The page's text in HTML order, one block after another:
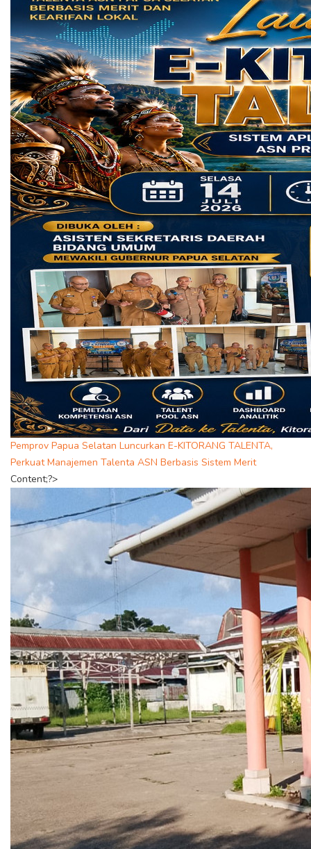
Pemprov Papua Selatan Luncurkan E-KITORANG TALENTA,
Perkuat Manajemen Talenta ASN Berbasis Sistem Merit
Content;?>